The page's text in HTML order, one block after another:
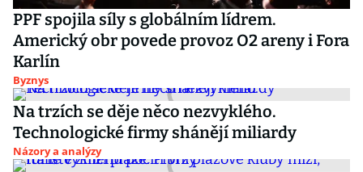
PPF spojila síly s globálním lídrem.
Americký obr povede provoz O2 areny i Fora
Karlín
Byznys
Na trzích se děje něco nezvyklého.
Technologické firmy shánějí miliardy
Názory a analýzy